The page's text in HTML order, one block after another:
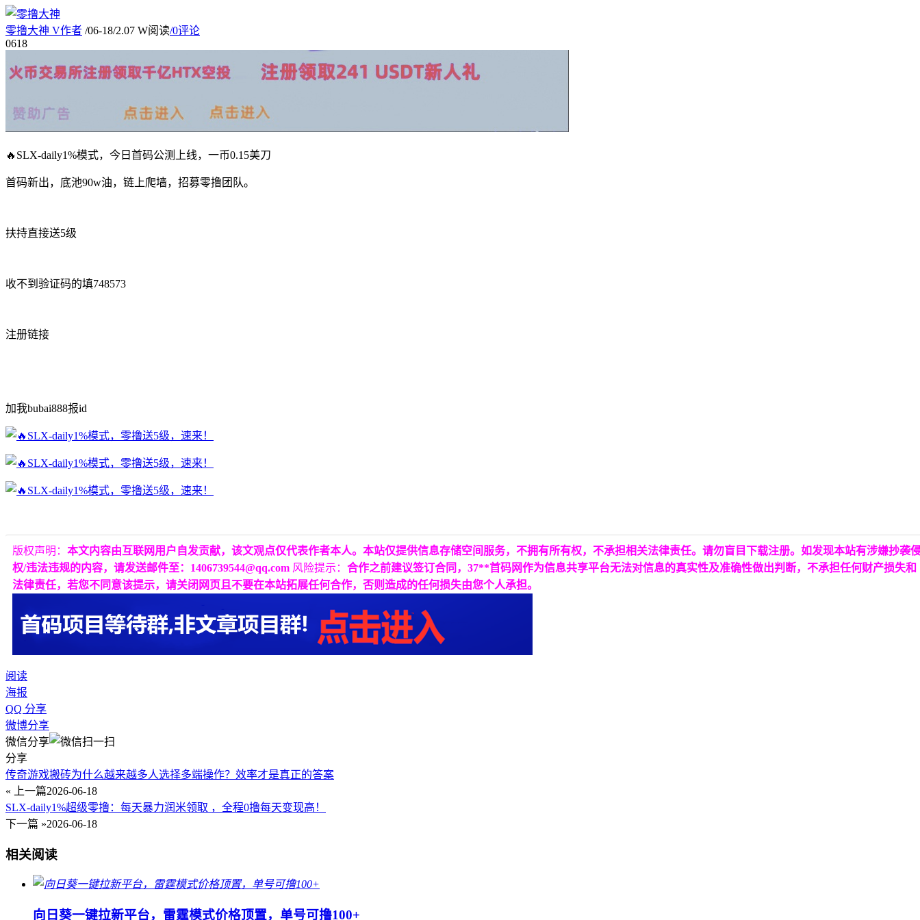
零撸大神 V作者 /06-18/2.07 W阅读/0评论
0618
🔥SLX-daily1%模式，今日首码公测上线，一币0.15美刀
首码新出，底池90w油，链上爬墙，招募零撸团队。
扶持直接送5级
收不到验证码的填748573
注册链接
加我bubai888报id
版权声明： 本文内容由互联网用户自发贡献，该文观点仅代表作者本人。本站仅提供信息存储空间服务，不拥有所有权，不承担相关法律责任。请勿盲目下载注册。如发现本站有涉嫌抄袭
权/违法违规的内容，请发送邮件至：1406739544@qq.com 风险提示： 合作之前建议签订合同，37**首码网作为信息共享平台无法对信息的真实性及准确性做出判断，不承担任何财产损失和
法律责任，若您不同意该提示，请关闭网页且不要在本站拓展任何合作，否则造成的任何损失由您个人承担。
阅读
海报
QQ 分享
微博分享
微信分享
分享
传奇游戏搬砖为什么越来越多人选择多端操作？效率才是真正的答案
« 上一篇2026-06-18
SLX-daily1%超级零撸：每天暴力润米领取 ，全程0撸每天变现高！
下一篇 »2026-06-18
相关阅读
向日葵一键拉新平台，雷霆模式价格顶置，单号可撸100+